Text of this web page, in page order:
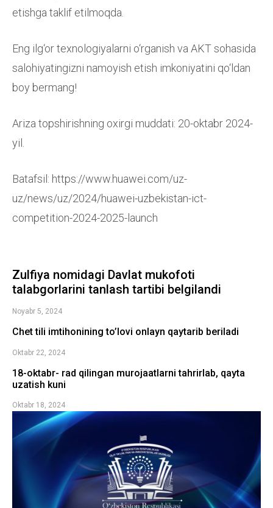
etishga taklif etilmoqda.
Eng ilg‘or texnologiyalarni o‘rganish va AKT sohasida
salohiyatingizni namoyish etish imkoniyatini qo‘ldan
boy bermang!
Ariza topshirishning oxirgi muddati: 20-oktabr 2024-
yil.
Batafsil: https://www.huawei.com/uz-
uz/news/uz/2024/huawei-uzbekistan-ict-
competition-2024-2025-launch
Zulfiya nomidagi Davlat mukofoti
talabgorlarini tanlash tartibi belgilandi
Noyabr 5, 2024
Chet tili imtihonining to’lovi onlayn qaytarib beriladi
Oktabr 22, 2024
18-oktabr- rad qilingan murojaatlarni tahrirlab, qayta
uzatish kuni
Oktabr 18, 2024